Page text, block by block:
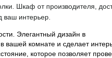
Шкаф от производителя,
ваш интерьер.
Элегантный дизайн в
вашей комнате и сделает
которое позволяет